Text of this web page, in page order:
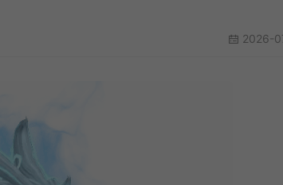
2026-